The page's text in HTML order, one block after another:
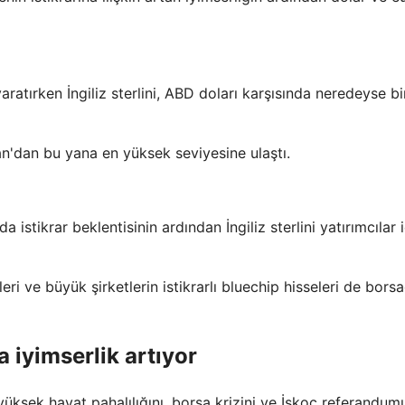
İngiliz sterlini, ABD doları karşısında neredeyse
bu yana en yüksek seviyesine ulaştı.
istikrar beklentisinin ardından İngiliz sterlini yatırımcılar
ve büyük şirketlerin istikrarlı bluechip hisseleri de
iyimserlik artıyor